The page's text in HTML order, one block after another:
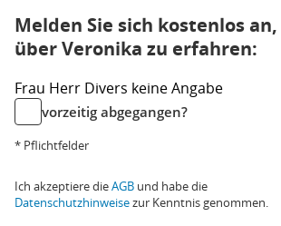
Melden Sie sich kostenlos
über Veronika zu erfahren:
Frau Herr Divers keine Angabe
vorzeitig abgegangen?
* Pflichtfelder
Ich akzeptiere dieAGB und habe die
Datenschutzhinweisezur Kenntnis genommen.